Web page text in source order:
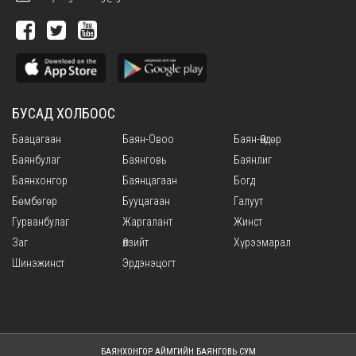
БУСАД ХОЛБООС
Баацагаан Баян-Овоо
Баян-Өндөр
Баянбулаг
Баянговь
Баянлиг
Баянхонгор
Баянцагаан
Богд
Бөмбөгөр
Бууцагаан
Галуут
Гурванбулаг
Жаргалант
Жинст
Заг
Өлзийт
Хүрээмарал
Шинэжинст
Эрдэнэцогт
БАЯНХОНГОР АЙМГИЙН БАЯНГОВЬ СУМ